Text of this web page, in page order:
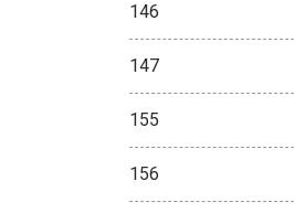
146
147
155
156